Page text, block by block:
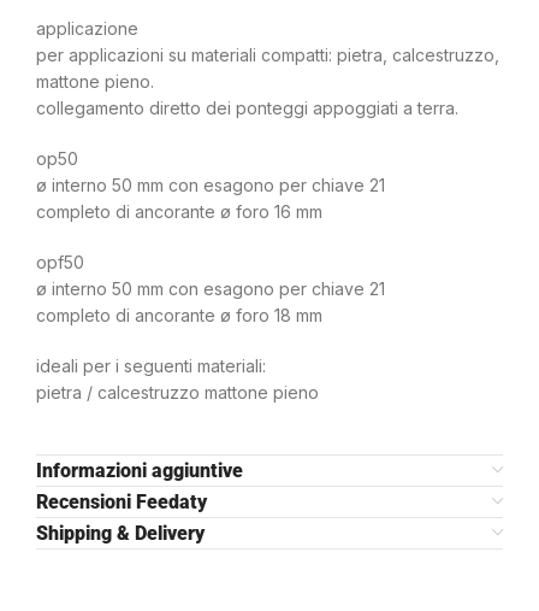
applicazione
per applicazioni su materiali compatti: pietra, calcestruzzo,
mattone pieno.
collegamento diretto dei ponteggi appoggiati a terra.
op50
ø interno 50 mm con esagono per chiave 21
completo di ancorante ø foro 16 mm
opf50
ø interno 50 mm con esagono per chiave 21
completo di ancorante ø foro 18 mm
ideali per i seguenti materiali:
pietra / calcestruzzo mattone pieno
Informazioni aggiuntive
Recensioni Feedaty
Shipping & Delivery